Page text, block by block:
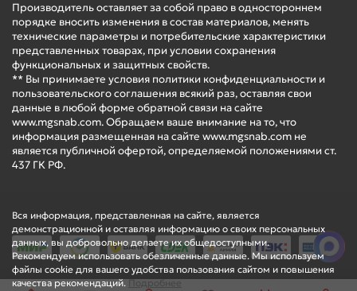
Вся информация, представленная на сайте, является
демонстрационной и оставляя информацию о своих персональных
данных, вы добровольно делаете их общедоступными.
Рекомендуем использовать обезличенные данные. Мы используем
файлы cookie для вашего удобства пользования сайтом и повышения
качества рекомендаций.Подробнее
Производитель оставляет за собой право в одностороннем
порядке вносить изменения в состав материалов, менять
технические параметры и потребительские характеристики
представленных товарах, при условии сохранения
функциональных и защитных свойств.
** Вы принимаете условия политики конфиденциальности и
пользовательского соглашения всякий раз, оставляя свои
данные в любой форме обратной связи на сайте
www.mgsnab.com. Обращаем ваше внимание на то, что
информация размещенная на сайте www.mgsnab.com не
является публичной офертой, определяемой положениями ст.
437 ГК РФ.